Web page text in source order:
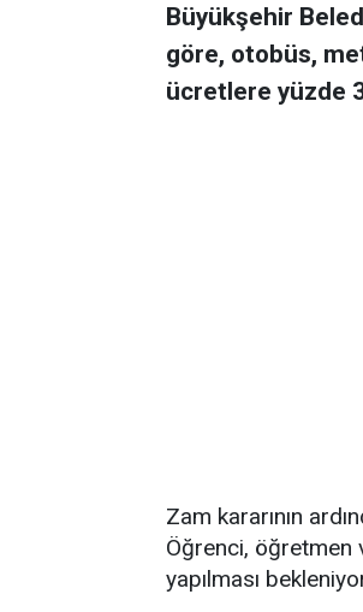
Büyükşehir
göre, otobüs,
ücretlere yüzde
Zam kararının
Öğrenci, öğretmen
yapılması